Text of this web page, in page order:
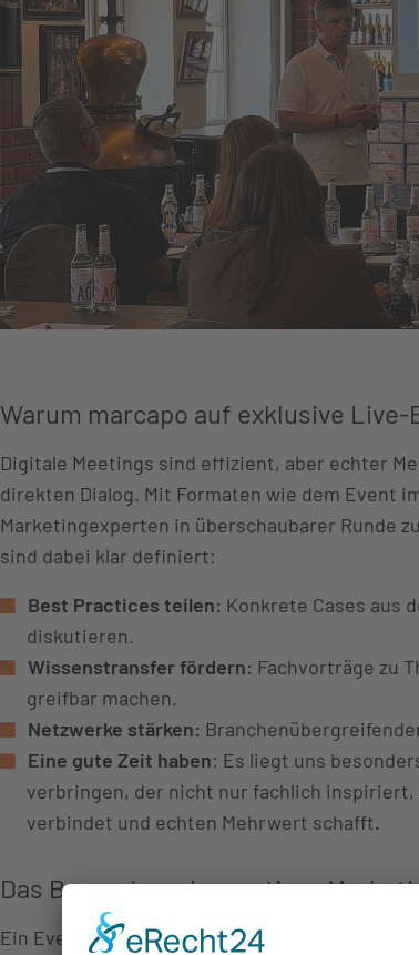
Warum marcapo auf exklusive
Digitale Meetings sind effizient, aber echter
direkten Dialog. Mit Formaten wie dem Event
Marketingexperten in überschaubarer Runde
sind dabei klar definiert:
Best Practices teilen: Konkrete Cases aus
diskutieren.
Wissenstransfer fördern: Fachvorträge zu
greifbar machen.
Netzwerke stärken:
Eine gute Zeit haben: Es liegt uns
verbringen, der nicht nur fachlich
verbindet und echten Mehrwert schafft.
Das Besondere: Innovatives
Ein Event steht und fällt mit der Location. Das